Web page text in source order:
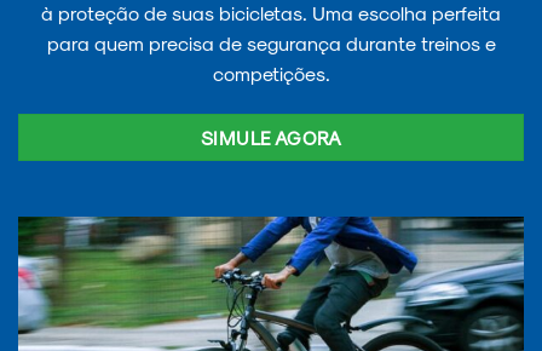
à proteção de suas bicicletas. Uma escolha perfeita
para quem precisa de segurança durante treinos e
competições.
SIMULE AGORA